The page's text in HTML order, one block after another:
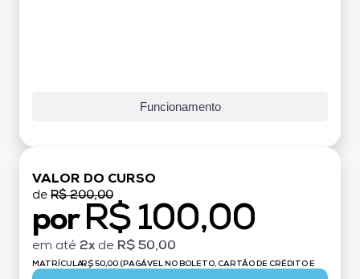
Funcionamento
VALOR DO CURSO
de R$ 200,00
por R$ 100,00
em até 2x de R$ 50,00
MATRÍCULA:R$ 50,00 (PAGÁVEL NO BOLETO, CARTÃO DE CRÉDITO E